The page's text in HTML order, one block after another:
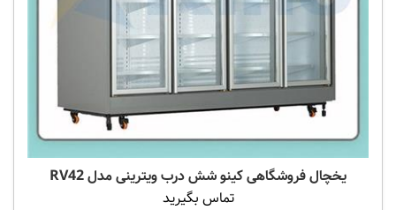
یخچال فروشگاهی کینو شش درب ویترینی مدل RV42
تماس بگیرید